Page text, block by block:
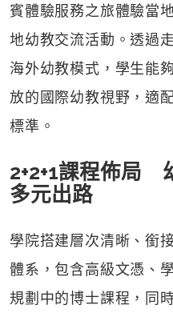
賓體驗服務之旅體驗當
地幼教交流活動。透過
海外幼教模式，學生能
放的國際幼教視野，適
標準。
2+2+1課程佈局
多元出路
學院搭建層次清晰、銜
體系，包含高級文憑、
規劃中的博士課程，同